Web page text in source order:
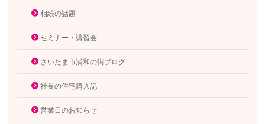
相続の話題
セミナー・講習会
さいたま市浦和の街ブログ
社長の住宅購入記
営業日のお知らせ